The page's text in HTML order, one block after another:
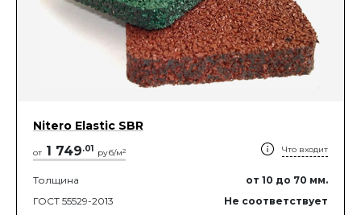
Nitero Elastic SBR
от 1 749.01 руб/м2 Что входит
Толщина от 10 до 70 мм.
ГОСТ 55529-2013
Не соответствует